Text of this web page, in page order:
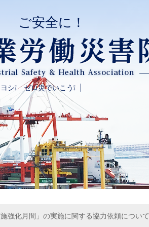
ご安全に！
❕ ゼロ災でいこう❕
施強化月間」の実施に関する協力依頼について